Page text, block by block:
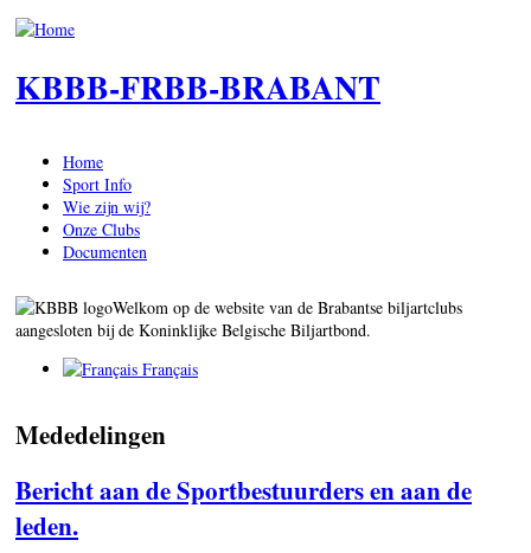
Skip to main content
KBBB-FRBB-BRABANT
Home
Sport Info
Wie zijn wij?
Onze Clubs
Documenten
Welkom op de website van de Brabantse biljartclubs
aangesloten bij de Koninklijke Belgische Biljartbond.
Français
Mededelingen
Bericht aan de Sportbestuurders en aan de
leden.